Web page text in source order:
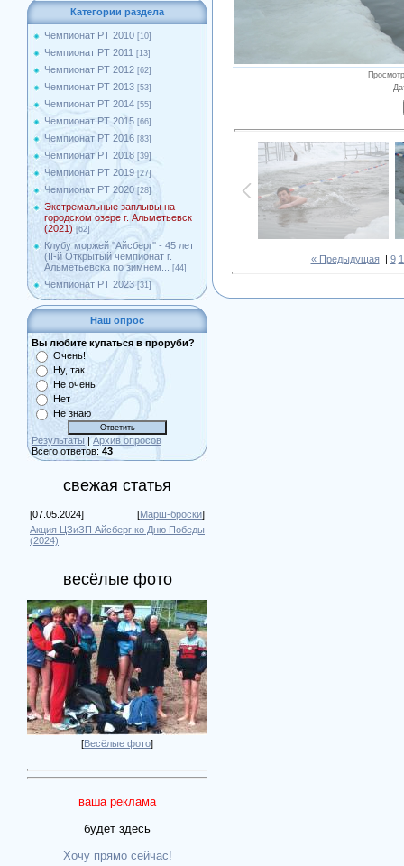
Категории раздела
Чемпионат РТ 2010 [10]
Чемпионат РТ 2011 [13]
Чемпионат РТ 2012 [62]
Чемпионат РТ 2013 [53]
Чемпионат РТ 2014 [55]
Чемпионат РТ 2015 [66]
Чемпионат РТ 2016 [83]
Чемпионат РТ 2018 [39]
Чемпионат РТ 2019 [27]
Чемпионат РТ 2020 [28]
Экстремальные заплывы на
городском озере г. Альметьевск
(2021) [62]
Клубу моржей ''Айсберг'' - 45 лет
(II-й Открытый чемпионат г.
Альметьевска по зимнем...
[44]
Чемпионат РТ 2023 [31]
Наш опрос
Вы любите купаться в проруби?
Очень!
Ну, так...
Не очень
Нет
Не знаю
Результаты | Архив опросов
Всего ответов: 43
свежая статья
[07.05.2024] [Марш-броски]
Акция ЦЗиЗП Айсберг ко Дню Победы
(2024)
весёлые фото
[Весёлые фото]
ваша реклама
будет здесь
Хочу прямо сейчас!
« Предыдущая| 9